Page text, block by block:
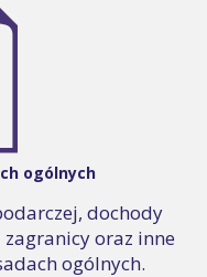
ogólnych
dochody
oraz inne
ogólnych.